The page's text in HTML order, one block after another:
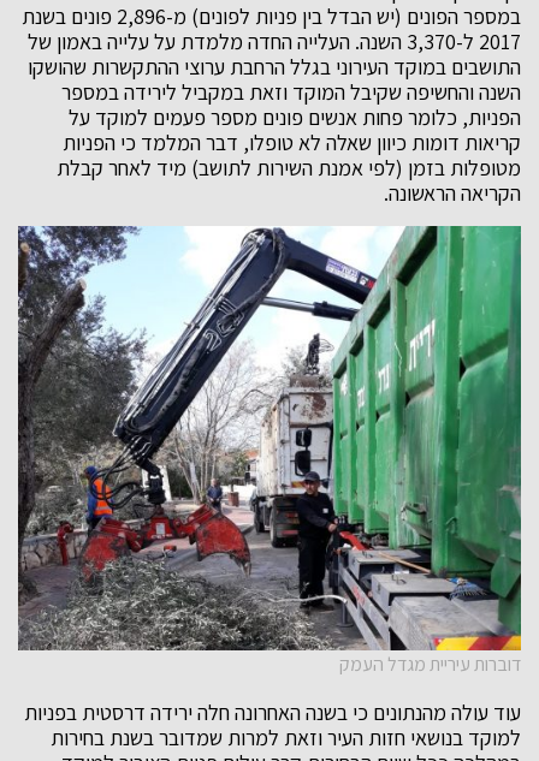
במספר הפונים (יש הבדל בין פניות לפונים) מ-2,896 פונים בשנת
2017 ל-3,370 השנה. העלייה החדה מלמדת על עלייה באמון של
התושבים במוקד העירוני בגלל הרחבת ערוצי ההתקשרות שהושקו
השנה והחשיפה שקיבל המוקד וזאת במקביל לירידה במספר
הפניות, כלומר פחות אנשים פונים מספר פעמים למוקד על
קריאות דומות כיוון שאלה לא טופלו, דבר המלמד כי הפניות
מטופלות בזמן (לפי אמנת השירות לתושב) מיד לאחר קבלת
הקריאה הראשונה.
דוברות עיריית מגדל העמק
עוד עולה מהנתונים כי בשנה האחרונה חלה ירידה דרסטית בפניות
למוקד בנושאי חזות העיר וזאת למרות שמדובר בשנת בחירות